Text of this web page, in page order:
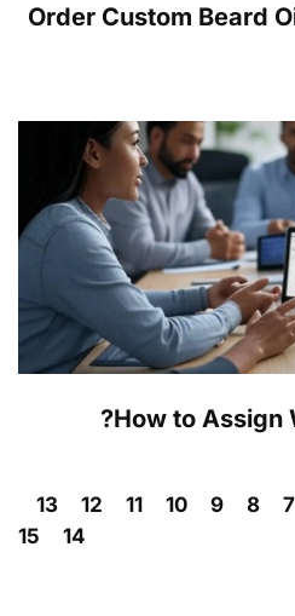
Order Custom Beard
How to Assign
7
8
9
10
11
12
13
14
15